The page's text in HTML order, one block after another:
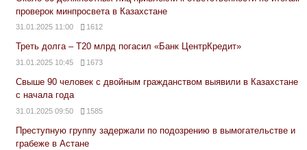
проверок минпросвета в Казахстане
31.01.2025 11:00 1612
Треть долга – Т20 млрд погасил «Банк ЦентрКредит»
31.01.2025 10:45 1673
Свыше 90 человек с двойным гражданством выявили в Казахстане
с начала года
31.01.2025 09:50 1585
Преступную группу задержали по подозрению в вымогательстве и
грабеже в Астане